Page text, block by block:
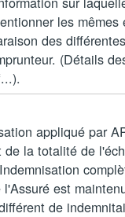
les mêmes
des
(Détails
appliqué par
de la totalité de
l'Assuré est
de